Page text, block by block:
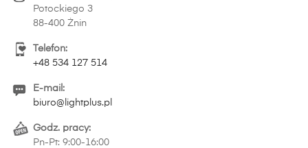
Potockiego 3
88-400 Żnin
Telefon:
+48 534 127 514
E-mail:
biuro@lightplus.pl
Godz. pracy:
Pn-Pt: 9:00-16:00